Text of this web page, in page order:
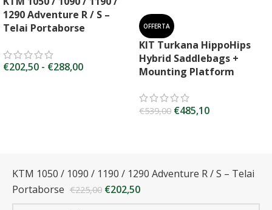
1290 Adventure R / S –
Telai Portaborse
€202,50 - €288,00
OFFERTA
KIT Turkana HippoHips
Hybrid Saddlebags +
Mounting Platform
€539,00 €485,10
KTM 1050 / 1090 / 1190 / 1290 Adventure R / S – Telai
Portaborse €225,00 €202,50